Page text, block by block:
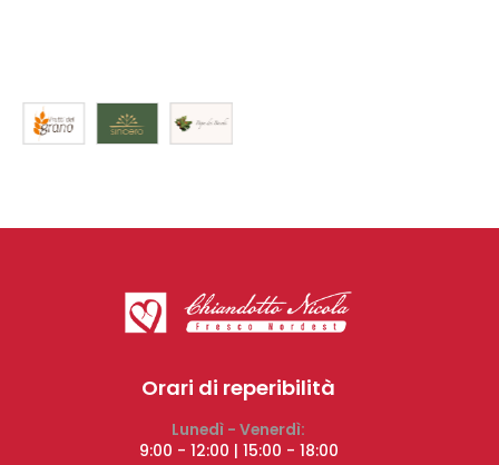
Orari di reperibilità
Lunedì - Venerdì:
9:00 - 12:00 | 15:00 - 18:00